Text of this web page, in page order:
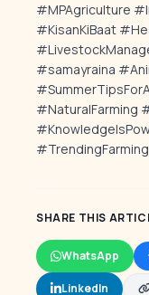
#MPAgriculture
#KisanKiBaat
#samayraina
#NaturalFarming
SHARE THIS
WhatsApp
LinkedIn